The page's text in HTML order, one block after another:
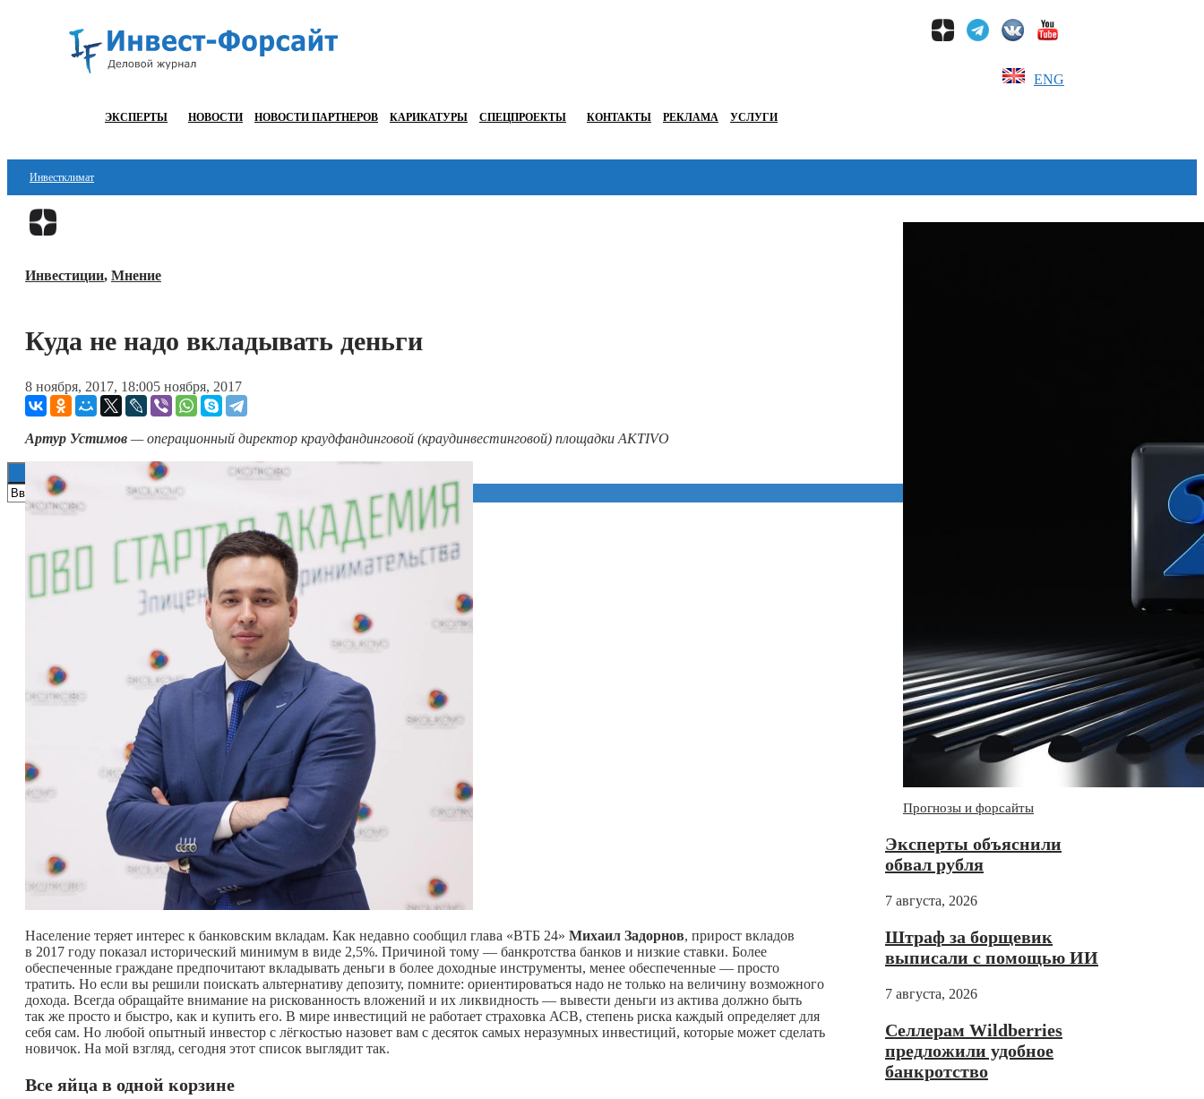
ENG
ЭКСПЕРТЫ НОВОСТИ НОВОСТИ ПАРТНЕРОВ КАРИКАТУРЫ СПЕЦПРОЕКТЫ КОНТАКТЫ РЕКЛАМА УСЛУГИ
Инвестклимат
Финансы
Блокчейн
Технологии
ESG
Инвестиции, Мнение
Куда не надо вкладывать деньги
8 ноября, 2017, 18:005 ноября, 2017
Артур Устимов — операционный директор краудфандинговой (краудинвестинговой) площадки AKTIVO
Население теряет интерес к банковским вкладам. Как недавно сообщил глава «ВТБ 24» Михаил Задорнов, прирост вкладов
в 2017 году показал исторический минимум в виде 2,5%. Причиной тому — банкротства банков и низкие ставки. Более
обеспеченные граждане предпочитают вкладывать деньги в более доходные инструменты, менее обеспеченные — просто
тратить. Но если вы решили поискать альтернативу депозиту, помните: ориентироваться надо не только на величину возможного
дохода. Всегда обращайте внимание на рискованность вложений и их ликвидность — вывести деньги из актива должно быть
так же просто и быстро, как и купить его. В мире инвестиций не работает страховка АСВ, степень риска каждый определяет для
себя сам. Но любой опытный инвестор с лёгкостью назовет вам с десяток самых неразумных инвестиций, которые может сделать
новичок. На мой взгляд, сегодня этот список выглядит так.
Все яйца в одной корзине
Прогнозы и форсайты
Эксперты объяснили
обвал рубля
7 августа, 2026
Штраф за борщевик
выписали с помощью ИИ
7 августа, 2026
Селлерам Wildberries
предложили удобное
банкротство